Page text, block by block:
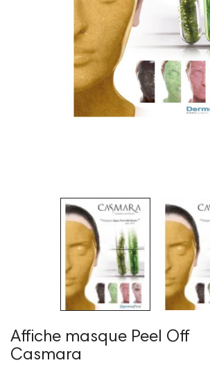
Affiche masque Peel Off
Casmara